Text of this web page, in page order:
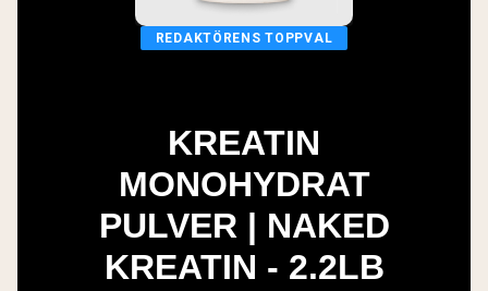
REDAKTÖRENS TOPPVAL
KREATIN
MONOHYDRAT
PULVER | NAKED
KREATIN - 2.2LB